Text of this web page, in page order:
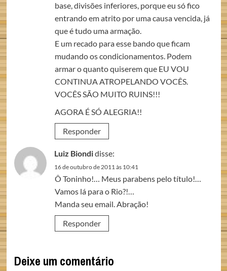
base, divisões inferiores, porque eu só fico
entrando em atrito por uma causa vencida, já
que é tudo uma armação.
E um recado para esse bando que ficam
mudando os condicionamentos. Podem
armar o quanto quiserem que EU VOU
CONTINUA ATROPELANDO VOCÊS.
VOCÊS SÃO MUITO RUINS!!!
AGORA É SÓ ALEGRIA!!
Responder
Luiz Biondidisse:
16 de outubro de 2011 às 10:41
Ô Toninho!… Meus parabens pelo título!…
Vamos lá para o Rio?!…
Manda seu email. Abração!
Responder
Deixe um comentário